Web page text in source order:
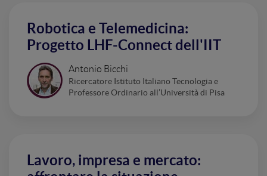
Robotica e Telemedicina:
Progetto LHF-Connect dell'IIT
Antonio Bicchi
Ricercatore Istituto Italiano Tecnologia e
Professore Ordinario all’Università di Pisa
Lavoro, impresa e mercato: